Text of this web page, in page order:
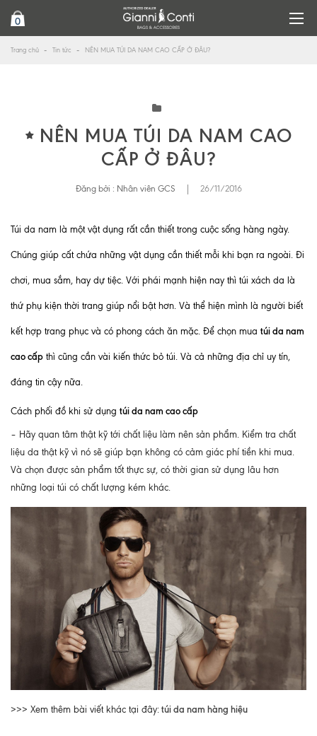
0
Trang chủ Tin tức NÊN MUA TÚI DA NAM CAO CẤP Ở ĐÂU?
NÊN MUA TÚI DA NAM CAO
CẤP Ở ĐÂU?
Đăng bởi : Nhân viên GCS 26/11/2016
Túi da nam là một vật dụng rất cần thiết trong cuộc sống hàng ngày.
Chúng giúp cất chứa những vật dụng cần thiết mỗi khi bạn ra ngoài. Đi
chơi, mua sắm, hay dự tiệc. Với phái mạnh hiện nay thì túi xách da là
thứ phụ kiện thời trang giúp nổi bật hơn. Và thể hiện mình là người biết
kết hợp trang phục và có phong cách ăn mặc. Để chọn mua túi da nam
cao cấp thì cũng cần vài kiến thức bỏ túi. Và cả những địa chỉ uy tín,
đáng tin cậy nữa.
Cách phối đồ khi sử dụng túi da nam cao cấp
– Hãy quan tâm thật kỹ tới chất liệu làm nên sản phẩm. Kiểm tra chất
liệu da thật kỹ vì nó sẽ giúp bạn không có cảm giác phí tiền khi mua.
Và chọn được sản phẩm tốt thực sự, có thời gian sử dụng lâu hơn
những loại túi có chất lượng kém khác.
>>> Xem thêm bài viết khác tại đây: túi da nam hàng hiệu